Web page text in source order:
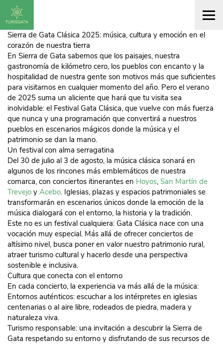
Sierra de Gata Clásica 2025: música, cultura y emoción en el
corazón de nuestra tierra
En Sierra de Gata sabemos que los paisajes, nuestra
gastronomía de kilómetro cero, los pueblos con encanto y la
hospitalidad de nuestra gente son motivos más que suficientes
para visitarnos en cualquier momento del año. Pero el verano
de 2025 suma un aliciente que hará que tu visita sea
inolvidable: el Festival Gata Clásica, que vuelve con más fuerza
que nunca y una programación que convertirá a nuestros
pueblos en escenarios mágicos donde la música y el
patrimonio se dan la mano.
Un festival con alma serragatina
Del 30 de julio al 3 de agosto, la música clásica sonará en
algunos de los rincones más emblemáticos de nuestra
comarca, con conciertos itinerantes en Hoyos, San Martín de
Trevejo y Acebo. Iglesias, plazas y espacios patrimoniales se
transformarán en escenarios únicos donde la emoción de la
música dialogará con el entorno, la historia y la tradición.
Este no es un festival cualquiera: Gata Clásica nace con una
vocación muy especial. Más allá de ofrecer conciertos de
altísimo nivel, busca poner en valor nuestro patrimonio rural,
atraer turismo cultural y hacerlo desde una perspectiva
sostenible e inclusiva.
Cultura que conecta con el entorno
En cada concierto, la experiencia va más allá de la música:
Entornos auténticos: escuchar a los intérpretes en iglesias
centenarias o al aire libre, rodeados de piedra, madera y
naturaleza viva.
Turismo responsable: una invitación a descubrir la Sierra de
Gata respetando su entorno y disfrutando de sus recursos de